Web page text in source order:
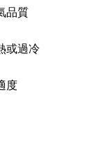
品質
或過冷
度